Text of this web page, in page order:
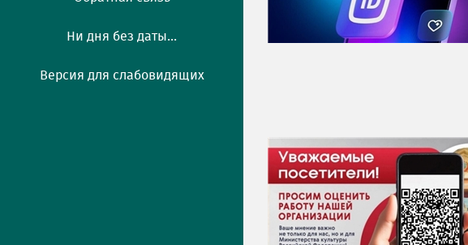
Ни дня без даты...
Версия для слабовидящих